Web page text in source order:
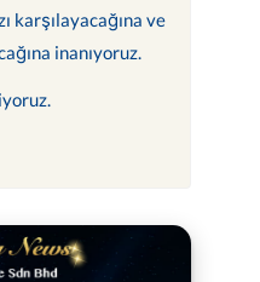
karşılayacağına ve
inanıyoruz.